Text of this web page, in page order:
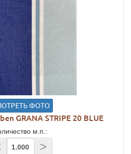
ФОТО
GRANA STRIPE 20 BLUE
м.п.:
>